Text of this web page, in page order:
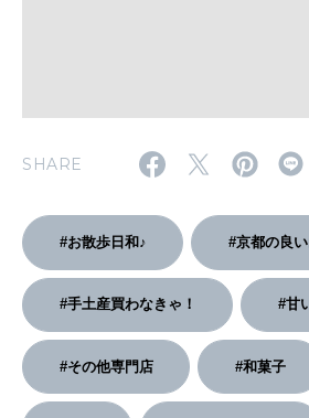
2026年5月号「“大好き”に出会
2026年4月号「未来をつくる、学
2026年3月号「スイーツ予
2026年2月号「良運を掴む 新
FOLLOW US!
SHARE
#お散歩日和♪ #京都の良
#手土産買わなきゃ！ #甘
#その他専門店 #和菓子